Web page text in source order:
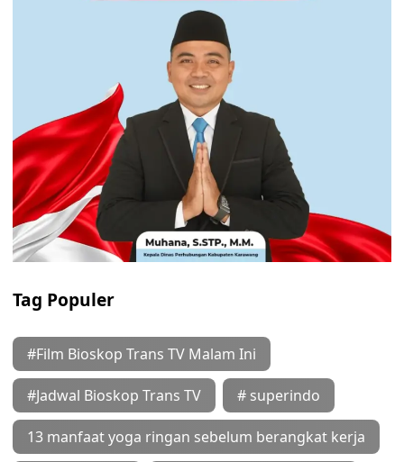
Tag Populer
#Film Bioskop Trans TV Malam Ini
#Jadwal Bioskop Trans TV # superindo
13 manfaat yoga ringan sebelum berangkat kerja